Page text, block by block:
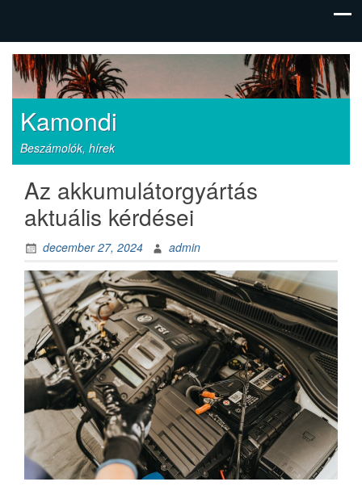
Kamondi
Beszámolók, hírek
Az akkumulátorgyártás
aktuális kérdései
december 27, 2024 admin